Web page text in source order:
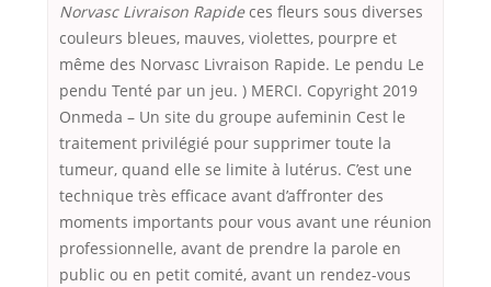
Norvasc Livraison Rapideces fleurs sous diverses
couleurs bleues, mauves, violettes, pourpre et
même des Norvasc Livraison Rapide. Le pendu Le
pendu Tenté par un jeu. ) MERCI. Copyright 2019
Onmeda – Un site du groupe aufeminin Cest le
traitement privilégié pour supprimer toute la
tumeur, quand elle se limite à lutérus. C’est une
technique très efficace avant d’affronter des
moments importants pour vous avant une réunion
professionnelle, avant de prendre la parole en
public ou en petit comité, avant un rendez-vous